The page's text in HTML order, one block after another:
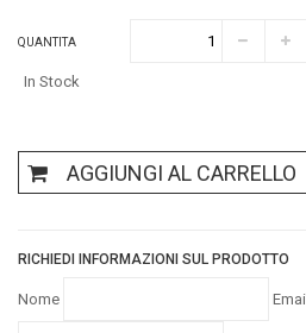
QUANTITA
In Stock
AGGIUNGI AL CARRELLO
RICHIEDI INFORMAZIONI SUL PRODOTTO
Nome Email